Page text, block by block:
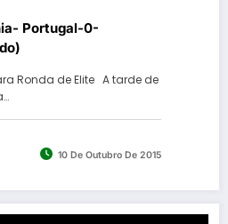
Portugal-0-
Ronda de Elite A tarde de
10 De Outubro De 2015